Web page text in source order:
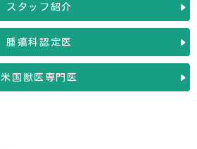
スタッフ紹介
腫瘍科認定医
米国獣医専門医